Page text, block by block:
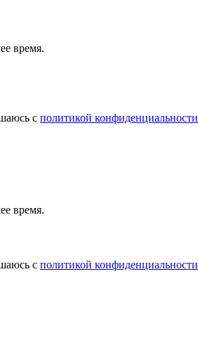
время.
с политикой конфиденциальности
время.
с политикой конфиденциальности